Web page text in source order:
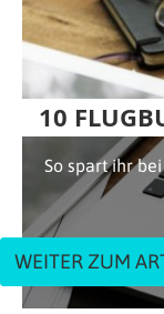
10
So spart ihr
WEITER ZUM